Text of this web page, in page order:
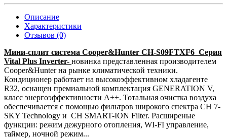
Описание
Характеристики
Отзывов (0)
Мини-сплит система Cooper&Hunter CH-S09FTXF6 Серия
Vital Plus Inverter- новинка представленная производителем
Cooper&Hunter на рынке климатической техники.
Кондиционер работает на высокоэффективном хладагенте
R32, оснащен премиальной комплектация GENERATION V,
класс энергоэффективности А++. Тотальная очистка воздуха
обеспечивается с помощью фильтров широкого спектра CH 7-
SKY Technology и CH SMART-ION Filter. Расширеные
функции: режим дежурного отопления, WI-FI управление,
таймер, ночной режим...